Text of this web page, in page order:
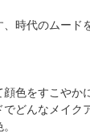
時代のムード
色をすこやか
どんなメイク